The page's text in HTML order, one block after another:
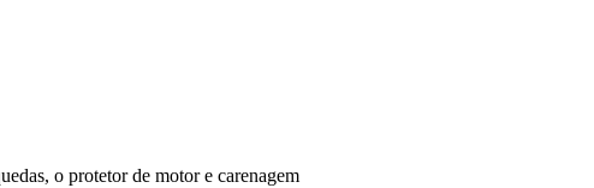
o protetor de motor e carenagem